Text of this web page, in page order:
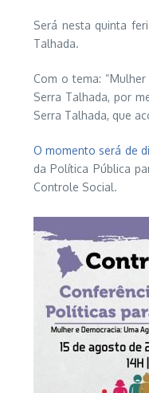
Será nesta quinta
Talhada.
Com o tema:
Serra Talhada, por
Serra Talhada, que
O momento será de
da Política Pública
Controle Social.